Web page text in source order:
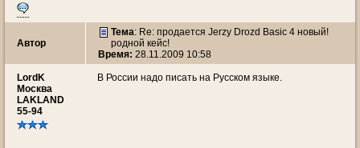
Автор
Тема: Re: продается Jerzy Drozd Basic 4 новый!
родной кейс!
Время: 28.11.2009 10:58
LordK
Москва
LAKLAND
55-94
В России надо писать на Русском языке.